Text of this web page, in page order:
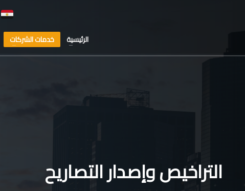
الرئيسية خدمات الشركات
التراخيص وإصدار التصاريح